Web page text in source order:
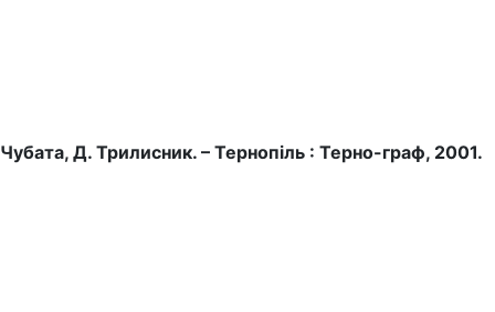
Чубата, Д. Трилисник. – Тернопіль : Терно-граф, 2001.